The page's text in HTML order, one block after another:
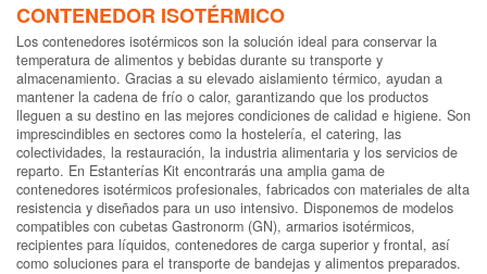
CONTENEDOR ISOTÉRMICO
Los contenedores isotérmicos son la solución ideal para conservar la
temperatura de alimentos y bebidas durante su transporte y
almacenamiento. Gracias a su elevado aislamiento térmico, ayudan a
mantener la cadena de frío o calor, garantizando que los productos
lleguen a su destino en las mejores condiciones de calidad e higiene. Son
imprescindibles en sectores como la hostelería, el catering, las
colectividades, la restauración, la industria alimentaria y los servicios de
reparto. En Estanterías Kit encontrarás una amplia gama de
contenedores isotérmicos profesionales, fabricados con materiales de alta
resistencia y diseñados para un uso intensivo. Disponemos de modelos
compatibles con cubetas Gastronorm (GN), armarios isotérmicos,
recipientes para líquidos, contenedores de carga superior y frontal, así
como soluciones para el transporte de bandejas y alimentos preparados.